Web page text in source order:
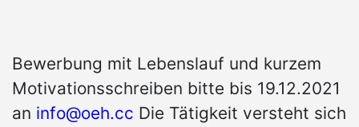
Bewerbung mit Lebenslauf und kurzem
Motivationsschreiben bitte bis 19.12.2021
an info@oeh.cc Die Tätigkeit versteht sich